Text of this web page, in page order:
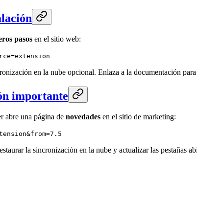
pasos en el sitio web:
en la nube opcional. Enlaza a la documentación
importante
abre una página de novedades en el sitio de marketing:
la sincronización en la nube y actualizar las pestañas